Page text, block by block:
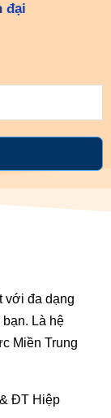
đại
với đa dạng
Là hệ
Miền Trung
ĐT Hiệp